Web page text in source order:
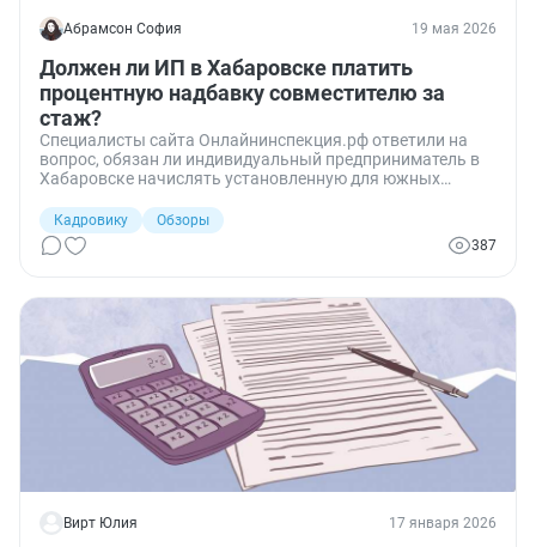
Абрамсон София 19 мая 2026
Должен ли ИП в Хабаровске платить
процентную надбавку совместителю за
стаж?
Специалисты сайта Онлайнинспекция.рф ответили на
вопрос, обязан ли индивидуальный предприниматель в
Хабаровске начислять установленную для южных
стаж работнику-совместителю и каким нормативным
актом это предусмотрено.
Кадровику
Обзоры
387
Вирт Юлия 17 января 2026